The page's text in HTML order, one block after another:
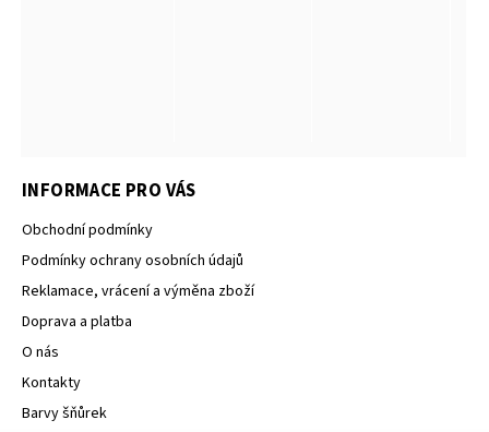
INFORMACE PRO VÁS
Obchodní podmínky
Podmínky ochrany osobních údajů
Reklamace, vrácení a výměna zboží
Doprava a platba
O nás
Kontakty
Barvy šňůrek